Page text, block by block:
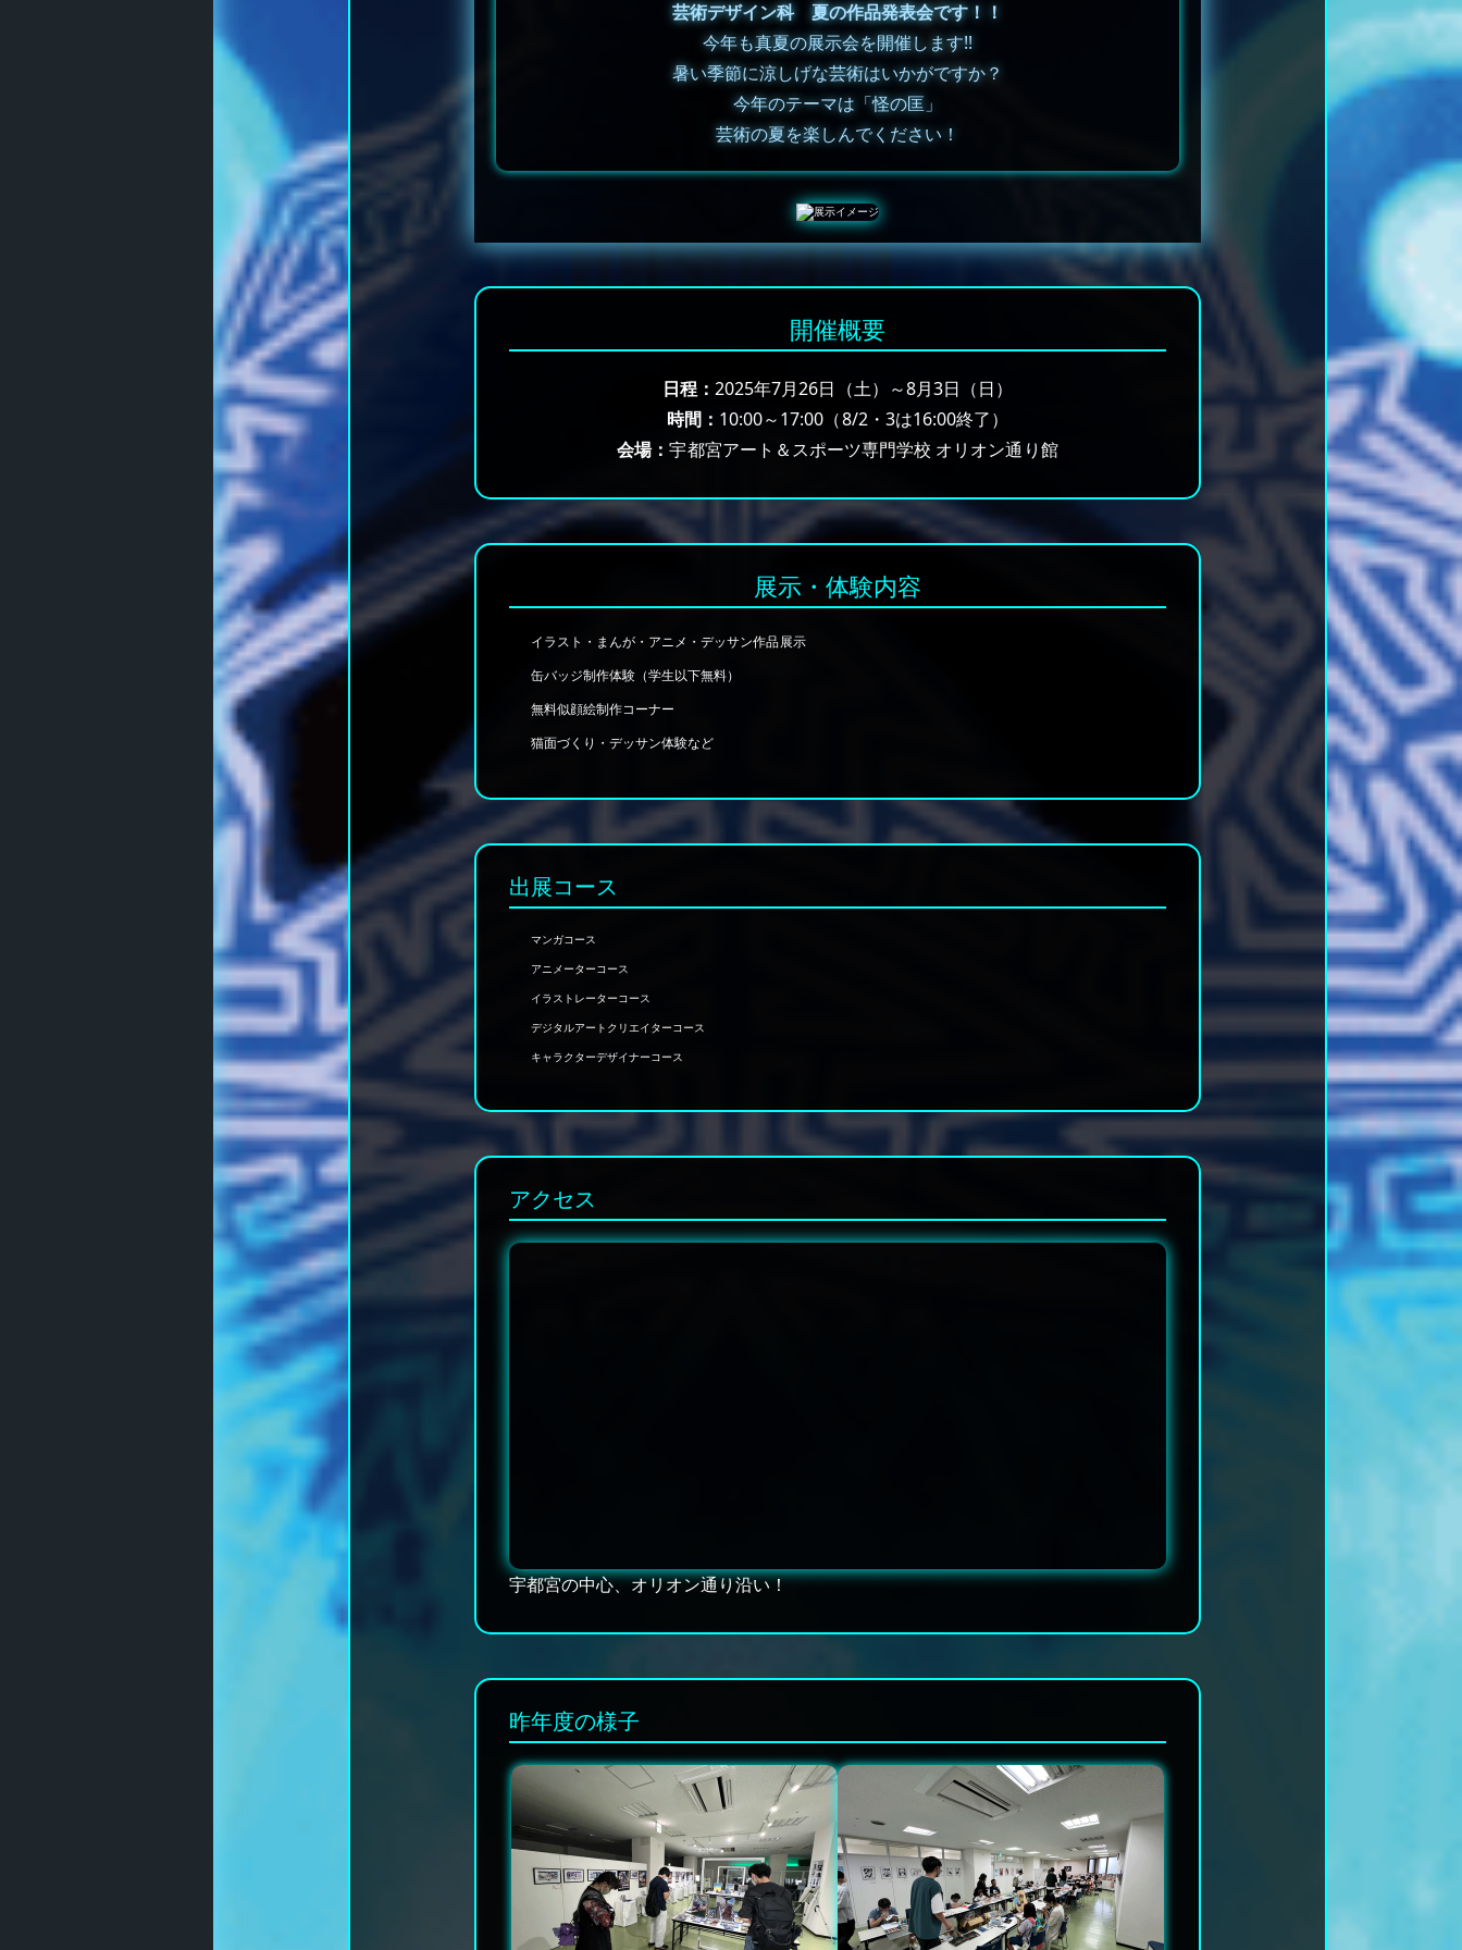
芸術デザイン科 夏の作品発表会です！！
今年も真夏の展示会を開催します!!
暑い季節に涼しげな芸術はいかがですか？
今年のテーマは「怪の匡」
芸術の夏を楽しんでください！
開催概要
日程：2025年7月26日（土）～8月3日（日）
時間： 10:00～17:00（8/2・3は16:00終了）
会場：宇都宮アート＆スポーツ専門学校 オリオン通り館
展示・体験内容
イラスト・まんが・アニメ・デッサン作品展示
缶バッジ制作体験（学生以下無料）
無料似顔絵制作コーナー
猫面づくり・デッサン体験など
出展コース
マンガコース
アニメーターコース
イラストレーターコース
デジタルアートクリエイターコース
キャラクターデザイナーコース
アクセス
宇都宮の中心、オリオン通り沿い！
昨年度の様子